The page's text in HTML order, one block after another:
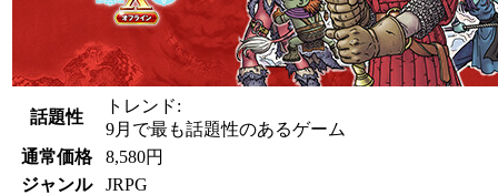
話題性
トレンド:
9月で最も話題性のあるゲーム
通常価格
8,580円
ジャンル
JRPG